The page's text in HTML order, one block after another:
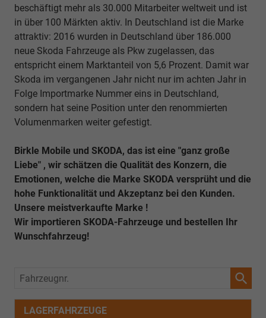
beschäftigt mehr als 30.000 Mitarbeiter weltweit und ist
in über 100 Märkten aktiv. In Deutschland ist die Marke
attraktiv: 2016 wurden in Deutschland über 186.000
neue Skoda Fahrzeuge als Pkw zugelassen, das
entspricht einem Marktanteil von 5,6 Prozent. Damit war
Skoda im vergangenen Jahr nicht nur im achten Jahr in
Folge Importmarke Nummer eins in Deutschland,
sondern hat seine Position unter den renommierten
Volumenmarken weiter gefestigt.
Birkle Mobile und SKODA, das ist eine "ganz große
Liebe" , wir schätzen die Qualität des Konzern, die
Emotionen, welche die Marke SKODA versprüht und die
hohe Funktionalität und Akzeptanz bei den Kunden.
Unsere meistverkaufte Marke !
Wir importieren SKODA-Fahrzeuge und bestellen Ihr
Wunschfahrzeug!
Fahrzeugnr.
LAGERFAHRZEUGE